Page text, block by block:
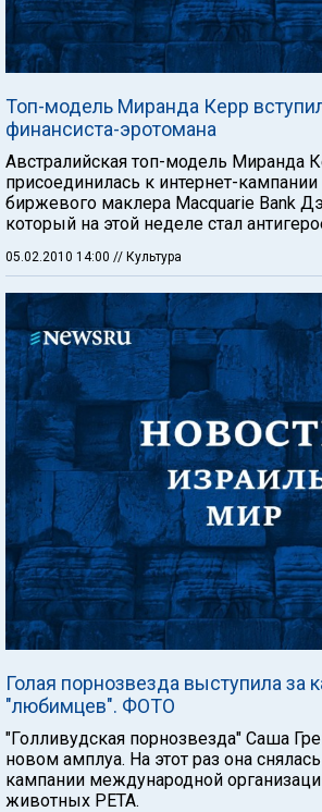
Топ-модель Миранда Керр
финансиста-эротомана
Австралийская топ-модель Миранда
присоединилась к интернет-
биржевого маклера Macquarie Bank
который на этой неделе стал
05.02.2010 14:00 // Культура
Голая порнозвезда выступила за
"любимцев". ФОТО
"Голливудская порнозвезда" Саша
новом амплуа. На этот раз она
кампании международной
животных PETA.